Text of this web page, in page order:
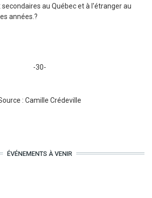
au Québec et à l'étranger au
années.?
-30-
: Camille Crédeville
ÉVÉNEMENTS À VENIR